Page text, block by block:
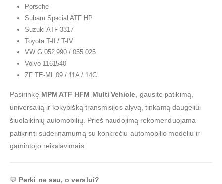
Porsche
Subaru Special ATF HP
Suzuki ATF 3317
Toyota T-II / T-IV
VW G 052 990 / 055 025
Volvo 1161540
ZF TE-ML 09 / 11A / 14C
Pasirinkę MPM ATF HFM Multi Vehicle , gausite patikimą,
universalią ir kokybišką transmisijos alyvą, tinkamą daugeliui
šiuolaikinių automobilių. Prieš naudojimą rekomenduojama
patikrinti suderinamumą su konkrečiu automobilio modeliu ir
gamintojo reikalavimais.
💬 Perki ne sau, o verslui?